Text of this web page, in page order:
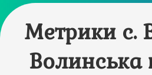
Метрики с.
Волинська